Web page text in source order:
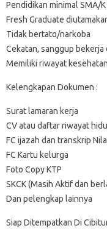
Pendidikan minimal SMA/
Fresh Graduate
Tidak bertato/narkoba
Cekatan, sanggup
Memiliki riwayat
Kelengkapan Dokumen :
Surat lamaran kerja
CV atau daftar riwayat
FC ijazah dan transkrip
FC Kartu kelurga
Foto Copy KTP
SKCK (Masih Aktif dan
Dan pelengkap lainnya
Siap Ditempatkan Di